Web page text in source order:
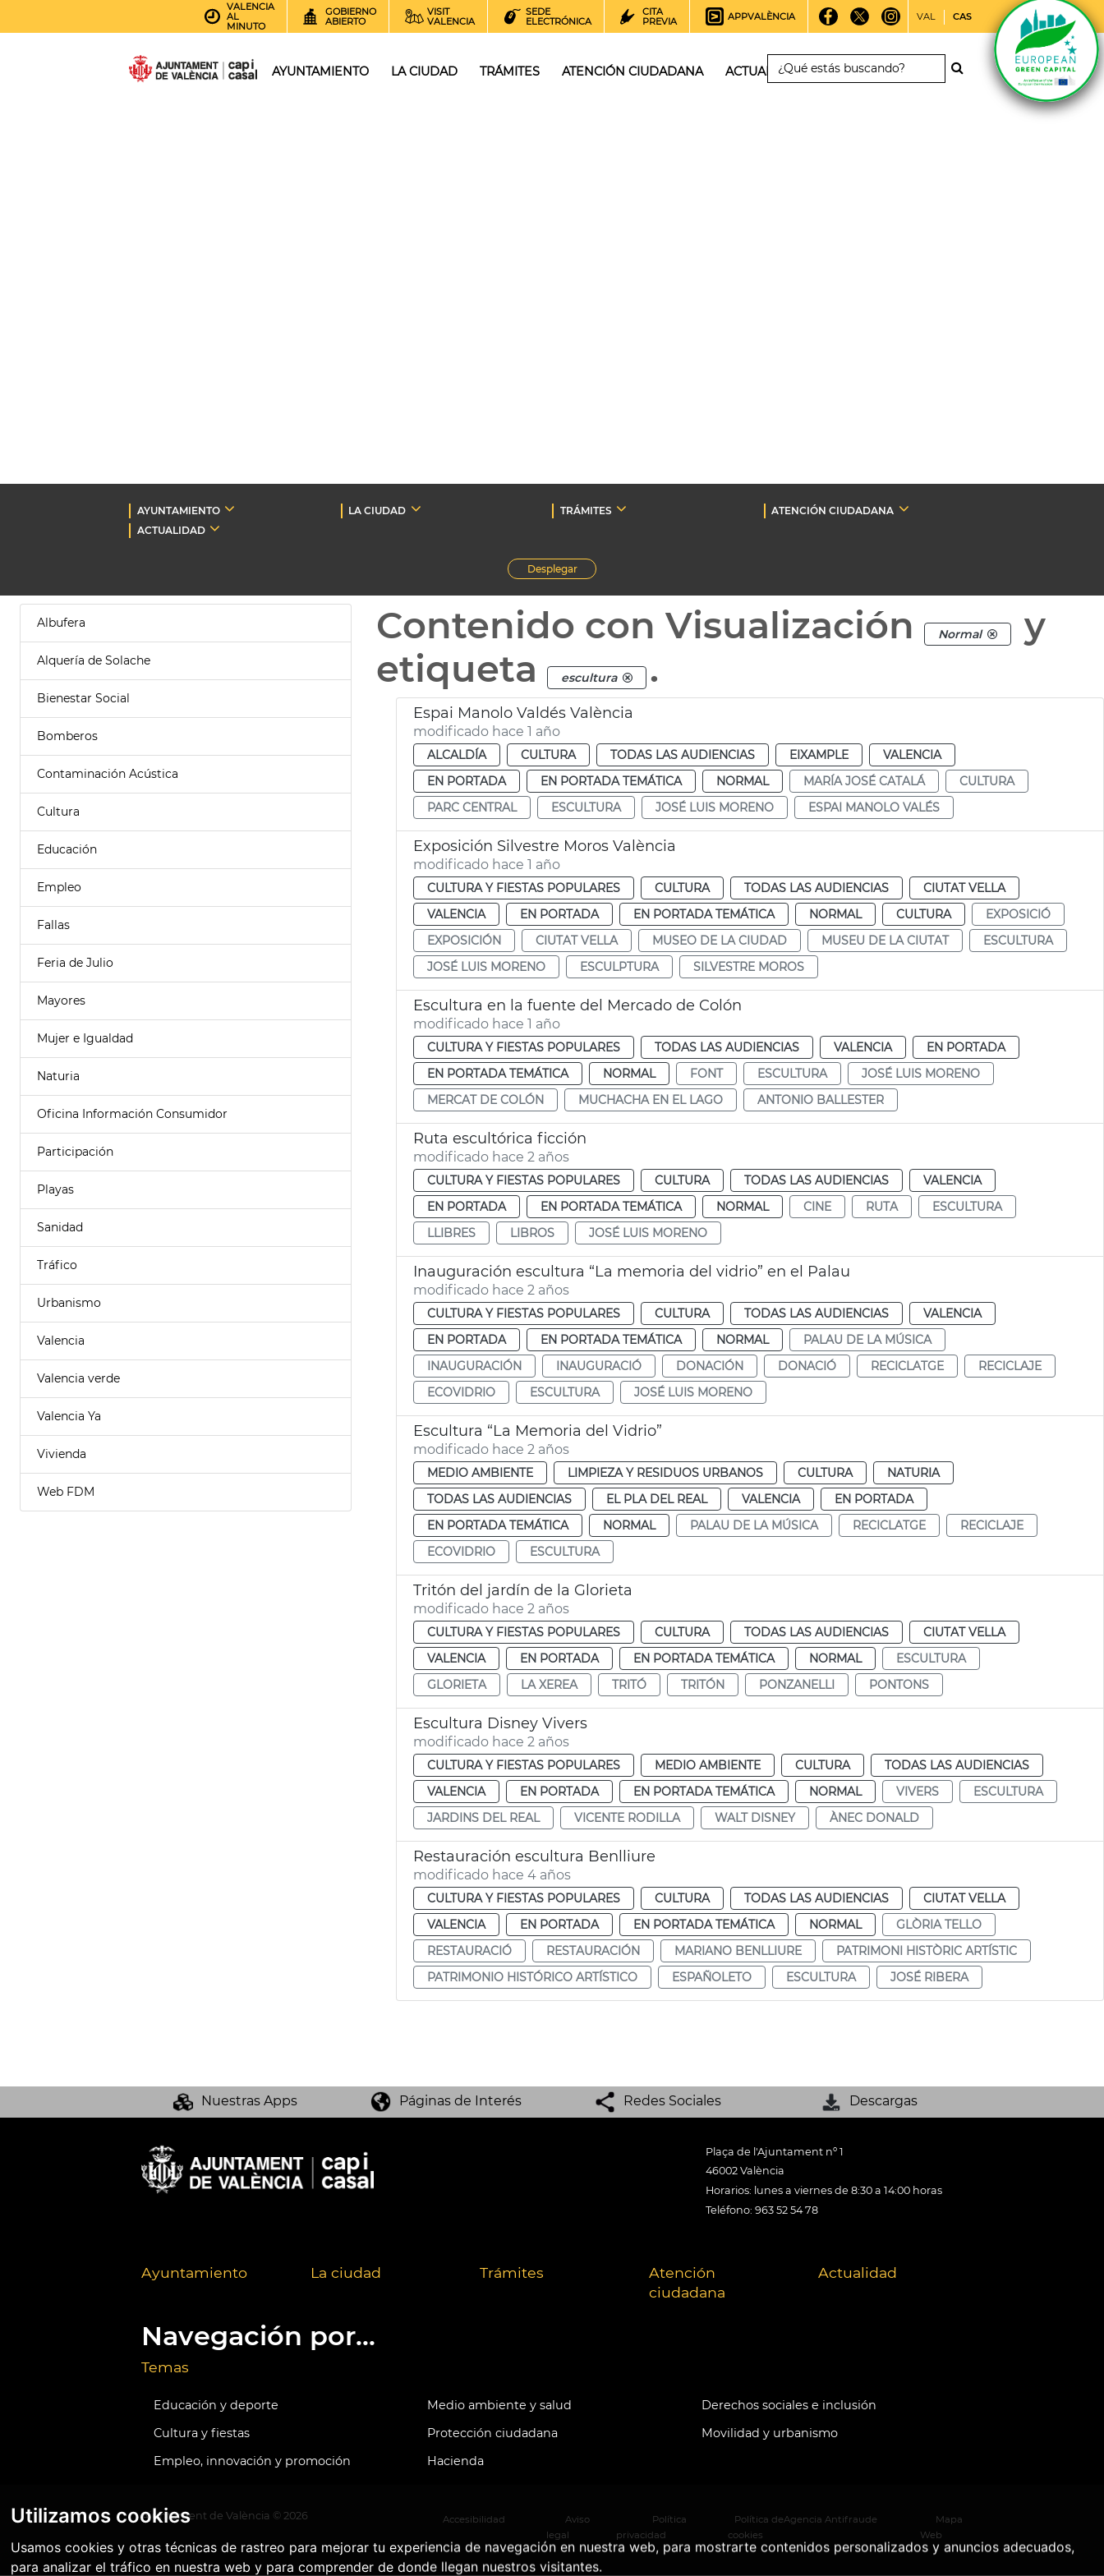
Utilizamos cookies
Usamos cookies y otras técnicas de rastreo para mejorar tu experiencia de navegación en nuestra web, para mostrarte contenidos personalizados y anuncios adecuados,
para analizar el tráfico en nuestra web y para comprender de donde llegan nuestros visitantes.
VALENCIA
AL
MINUTO
GOBIERNO
ABIERTO
VISIT
VALENCIA
SEDE
ELECTRÓNICA
CITA
PREVIA
APPVALÈNCIA VAL CAS
AYUNTAMIENTO LA CIUDAD TRÁMITES ATENCIÓN CIUDADANA ACTUALIDAD
AYUNTAMIENTO LA CIUDAD TRÁMITES
ATENCIÓN CIUDADANA
ACTUALIDAD
Desplegar
Albufera
Alquería de Solache
Bienestar Social
Bomberos
Contaminación Acústica
Cultura
Educación
Empleo
Fallas
Feria de Julio
Mayores
Mujer e Igualdad
Naturia
Oficina Información Consumidor
Participación
Playas
Sanidad
Tráfico
Urbanismo
Valencia
Valencia verde
Valencia Ya
Vivienda
Web FDM
Contenido con Visualización Normal
y
etiqueta
escultura .
Espai Manolo Valdés València
modificado hace 1 año
ALCALDÍA CULTURA TODAS LAS AUDIENCIAS EIXAMPLE
VALENCIA
EN PORTADA
EN PORTADA TEMÁTICA NORMAL MARÍA JOSÉ CATALÁ
CULTURA
PARC CENTRAL
ESCULTURA JOSÉ LUIS MORENO ESPAI MANOLO VALÉS
Exposición Silvestre Moros València
modificado hace 1 año
CULTURA Y FIESTAS POPULARES CULTURA TODAS LAS AUDIENCIAS
CIUTAT VELLA
VALENCIA
EN PORTADA EN PORTADA TEMÁTICA NORMAL CULTURA
EXPOSICIÓ
EXPOSICIÓN
CIUTAT VELLA MUSEO DE LA CIUDAD MUSEU DE LA CIUTAT
ESCULTURA
JOSÉ LUIS MORENO
ESCULPTURA SILVESTRE MOROS
Escultura en la fuente del Mercado de Colón
modificado hace 1 año
CULTURA Y FIESTAS POPULARES TODAS LAS AUDIENCIAS VALENCIA
EN PORTADA
EN PORTADA TEMÁTICA
NORMAL FONT ESCULTURA
JOSÉ LUIS MORENO
MERCAT DE COLÓN
MUCHACHA EN EL LAGO ANTONIO BALLESTER
Ruta escultórica ficción
modificado hace 2 años
CULTURA Y FIESTAS POPULARES CULTURA TODAS LAS AUDIENCIAS
VALENCIA
EN PORTADA
EN PORTADA TEMÁTICA NORMAL CINE RUTA
ESCULTURA
LLIBRES
LIBROS JOSÉ LUIS MORENO
Inauguración escultura “La memoria del vidrio” en el Palau
modificado hace 2 años
CULTURA Y FIESTAS POPULARES CULTURA TODAS LAS AUDIENCIAS
VALENCIA
EN PORTADA
EN PORTADA TEMÁTICA NORMAL
PALAU DE LA MÚSICA
INAUGURACIÓN
INAUGURACIÓ DONACIÓN DONACIÓ RECICLATGE
RECICLAJE
ECOVIDRIO
ESCULTURA JOSÉ LUIS MORENO
Escultura “La Memoria del Vidrio”
modificado hace 2 años
MEDIO AMBIENTE LIMPIEZA Y RESIDUOS URBANOS CULTURA
NATURIA
TODAS LAS AUDIENCIAS
EL PLA DEL REAL VALENCIA
EN PORTADA
EN PORTADA TEMÁTICA
NORMAL PALAU DE LA MÚSICA RECICLATGE
RECICLAJE
ECOVIDRIO
ESCULTURA
Tritón del jardín de la Glorieta
modificado hace 2 años
CULTURA Y FIESTAS POPULARES CULTURA TODAS LAS AUDIENCIAS
CIUTAT VELLA
VALENCIA
EN PORTADA EN PORTADA TEMÁTICA NORMAL
ESCULTURA
GLORIETA
LA XEREA TRITÓ TRITÓN PONZANELLI PONTONS
Escultura Disney Vivers
modificado hace 2 años
CULTURA Y FIESTAS POPULARES MEDIO AMBIENTE CULTURA
TODAS LAS AUDIENCIAS
VALENCIA
EN PORTADA EN PORTADA TEMÁTICA NORMAL VIVERS
ESCULTURA
JARDINS DEL REAL
VICENTE RODILLA WALT DISNEY ÀNEC DONALD
Restauración escultura Benlliure
modificado hace 4 años
CULTURA Y FIESTAS POPULARES CULTURA TODAS LAS AUDIENCIAS
CIUTAT VELLA
VALENCIA
EN PORTADA EN PORTADA TEMÁTICA NORMAL
GLÒRIA TELLO
RESTAURACIÓ
RESTAURACIÓN MARIANO BENLLIURE
PATRIMONI HISTÒRIC ARTÍSTIC
PATRIMONIO HISTÓRICO ARTÍSTICO
ESPAÑOLETO ESCULTURA JOSÉ RIBERA
Nuestras Apps Páginas de Interés Redes Sociales Descargas
Plaça de l'Ajuntament nº 1
46002 València
Horarios: lunes a viernes de 8:30 a 14:00 horas
Teléfono: 963 52 54 78
Ayuntamiento La ciudad Trámites
Atención
ciudadana
Actualidad
Navegación por...
Temas
Educación y deporte Medio ambiente y salud
Derechos sociales e inclusión
Cultura y fiestas
Protección ciudadana
Movilidad y urbanismo
Empleo, innovación y promoción
Hacienda
Ajuntament de València © 2026 Accesibilidad
Aviso
legal
Política
privacidad
Política de
cookies
Agencia Antifraude
Mapa
Web